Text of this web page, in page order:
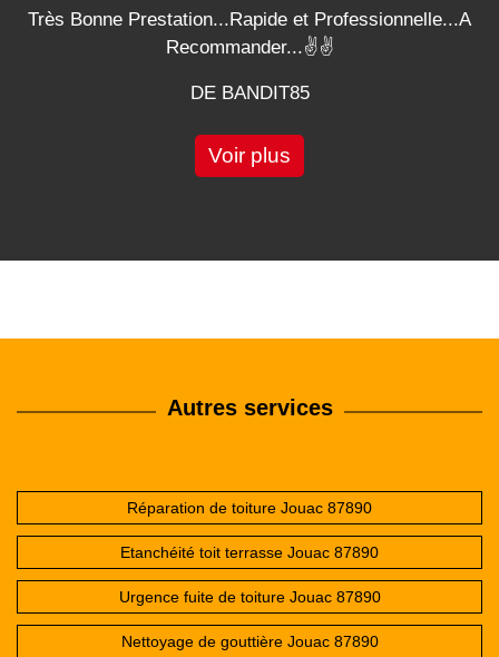
Très Bonne Prestation...Rapide et Professionnelle...A
Recommander...✌️✌️
DE BANDIT85
Voir plus
Autres services
Réparation de toiture Jouac 87890
Etanchéité toit terrasse Jouac 87890
Urgence fuite de toiture Jouac 87890
Nettoyage de gouttière Jouac 87890